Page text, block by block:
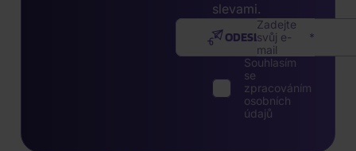
slevami.
Zadejte
svůj e-
mail
ODESLAT
Souhlasím
se
zpracováním
osobních
údajů